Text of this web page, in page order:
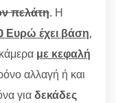
πελάτη. Η
Ευρώ έχει βάση,
με κεφαλή
αλλαγή ή και
γιαδεκάδες